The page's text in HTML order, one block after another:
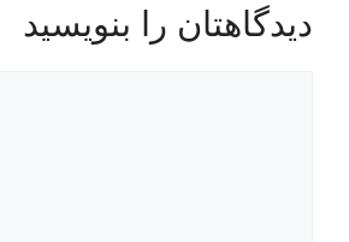
دیدگاهتان را بنویسید